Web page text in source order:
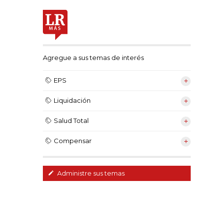
Agregue a sus temas de interés
EPS
Liquidación
Salud Total
Compensar
Administre sus temas